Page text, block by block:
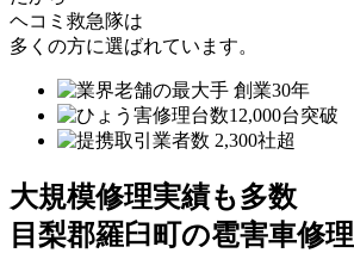
ヘコミ救急隊は
多くの方に選ばれています。
大規模修理実績も多数
目梨郡羅臼町の雹害車修